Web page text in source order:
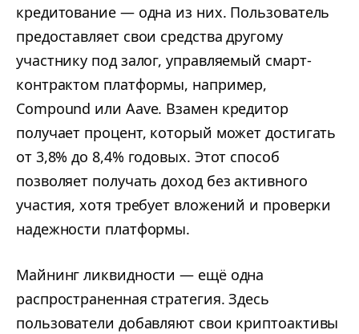
кредитование — одна из них. Пользователь
предоставляет свои средства другому
участнику под залог, управляемый смарт-
контрактом платформы, например,
Compound или Aave. Взамен кредитор
получает процент, который может достигать
от 3,8% до 8,4% годовых. Этот способ
позволяет получать доход без активного
участия, хотя требует вложений и проверки
надежности платформы.
Майнинг ликвидности — ещё одна
распространенная стратегия. Здесь
пользователи добавляют свои криптоактивы